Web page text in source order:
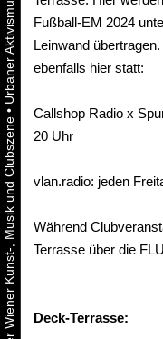
•
Fußball-EM 2024
Leinwand
ebenfalls hier statt:
Callshop Radio x
20 Uhr
vlan.radio: jeden
Während
Terrasse über die
Deck-Terrasse: